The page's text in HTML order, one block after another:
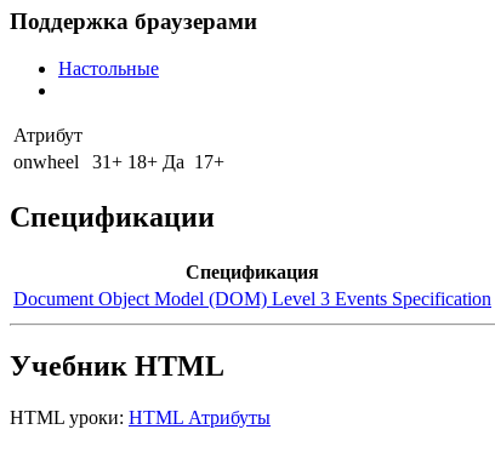
Поддержка браузерами
Настольные
Атрибут
onwheel
31+ 18+ Да 17+
Спецификации
Спецификация
Document Object Model (DOM) Level 3 Events Specification
Учебник HTML
HTML уроки: HTML Атрибуты